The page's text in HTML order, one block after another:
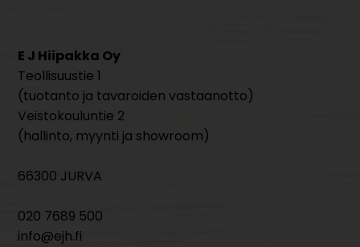
E J Hiipakka Oy
Teollisuustie 1
(tuotanto ja tavaroiden vastaanotto)
Veistokouluntie 2
(hallinto, myynti ja showroom)
66300 JURVA
020 7689 500
info@ejh.fi